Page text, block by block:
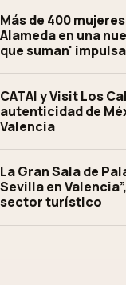
Más de 400
Alameda en una
que suman'
CATAI y Visit Los
autenticidad de
Valencia
La Gran Sala de
Sevilla en
sector turístico